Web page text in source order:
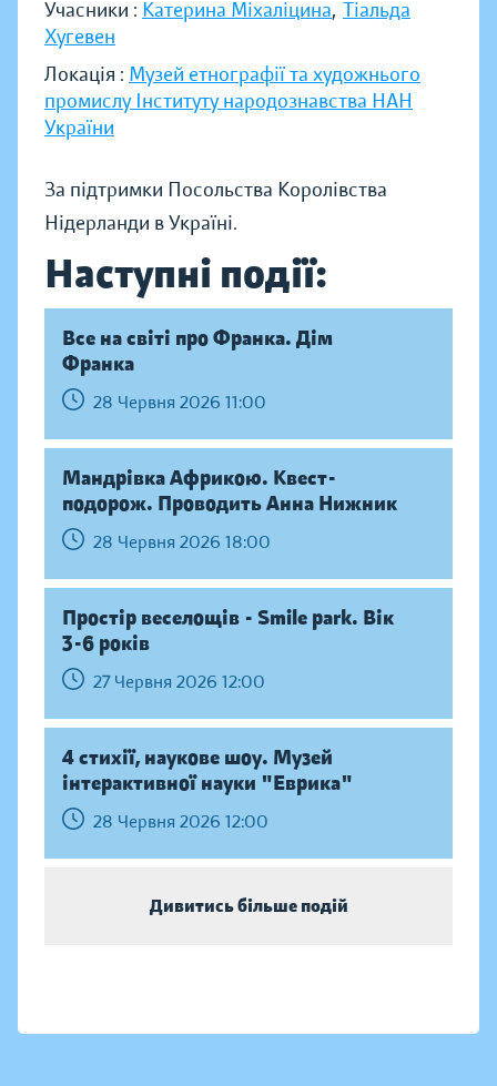
Учасники : Катерина Міхаліцина, Тіальда
Хугевен
Локація : Музей етнографії та художнього
промислу Інституту народознавства НАН
України
За підтримки Посольства Королівства
Нідерланди в Україні.
Наступні події:
Все на світі про Франка. Дім
Франка
28 Червня 2026 11:00
Мандрівка Африкою. Квест-
подорож. Проводить Анна Нижник
28 Червня 2026 18:00
Простір веселощів - Smile park. Вік
3-6 років
27 Червня 2026 12:00
4 стихії, наукове шоу. Музей
інтерактивної науки "Еврика"
28 Червня 2026 12:00
Дивитись більше подій